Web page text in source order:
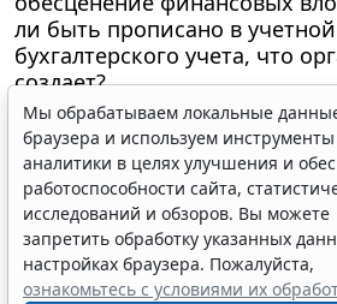
ли быть прописано в
бухгалтерского учета, что
создает?
Пунктом 19 ПБУ 19/02 "Учет
предусмотрено, что для целей
финансовые вложения
группы: ФВ, по которым можно
рыночную стоимость в
порядке, и ФВ, по которым их
стоимость не определяется....
13 октября 2025
Если доход в 2026 году не
Мы обрабатываем локальные данные
браузера и используем инструменты
аналитики в целях улучшения и
работоспособности сайта,
исследований и обзоров. Вы можете
запретить обработку указанных
настройках браузера. Пожалуйста,
ознакомьтесь с условиями их
Принять